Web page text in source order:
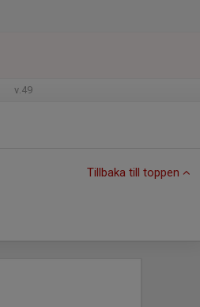
v.49
Tillbaka till toppen